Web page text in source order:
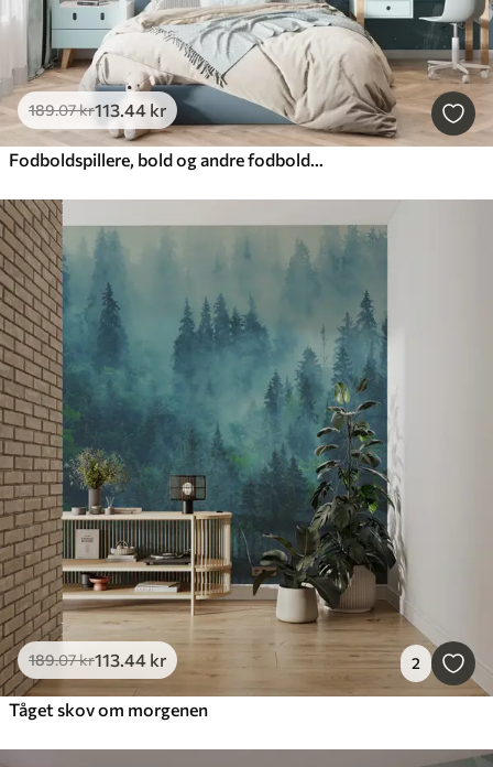
189.07kr113.44 kr
Fodboldspillere, bold og andre fodboldattributter i blå toner
189.07kr113.44 kr 2
Tåget skov om morgenen